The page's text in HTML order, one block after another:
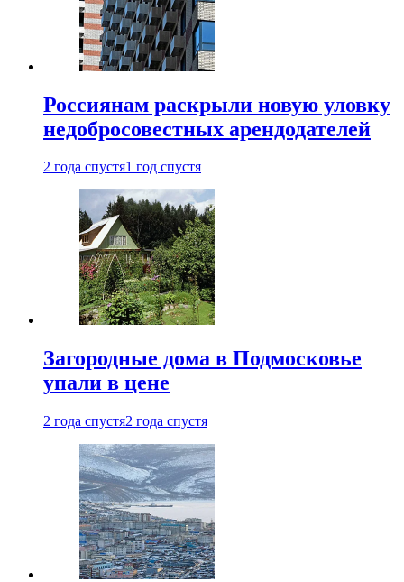
Россиянам раскрыли новую уловку
недобросовестных арендодателей
2 года спустя1 год спустя
Загородные дома в Подмосковье
упали в цене
2 года спустя2 года спустя